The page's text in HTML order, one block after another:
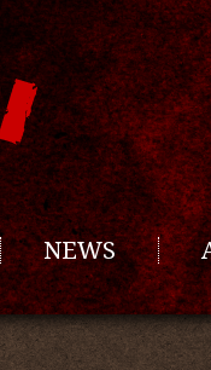
NEWS